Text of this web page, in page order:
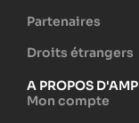
Partenaires
Droits étrangers
A PROPOS
Mon compte